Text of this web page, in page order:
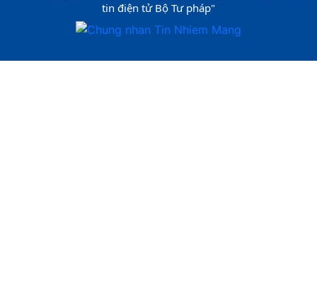
tin điện tử Bộ Tư pháp"